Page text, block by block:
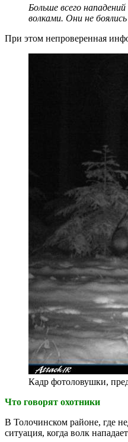
Больше всего
волками. Они не
При этом непроверенная
Кадр фотоловушки,
Что говорят охотники
В Толочинском районе, где
ситуация, когда волк